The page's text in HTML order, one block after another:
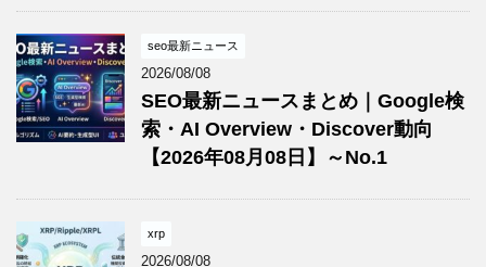
seo最新ニュース
2026/08/08
SEO最新ニュースまとめ｜Google検
索・AI Overview・Discover動向
【2026年08月08日】～No.1
xrp
2026/08/08